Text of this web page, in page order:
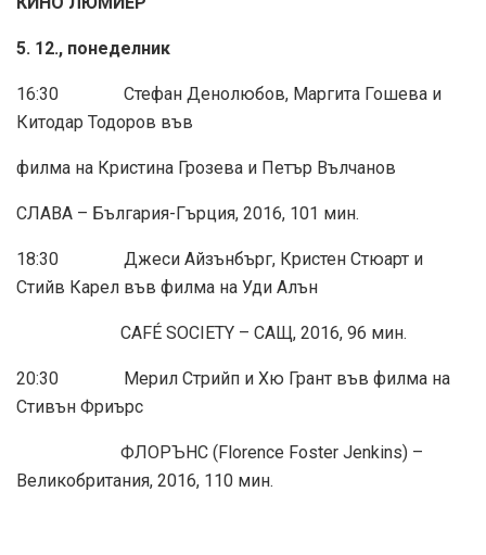
5. 12., понеделник
16:30 Стефан Денолюбов, Маргита Гошева и
Китодар Тодоров във
филма на Кристина Грозева и Петър Вълчанов
СЛАВА – България-Гърция, 2016, 101 мин.
18:30 Джеси Айзънбърг, Кристен Стюарт и
Стийв Карел във филма на Уди Алън
CAFÉ SOCIETY – САЩ, 2016, 96 мин.
20:30 Мерил Стрийп и Хю Грант във филма на
Стивън Фриърс
ФЛОРЪНС (Florence Foster Jenkins) –
Великобритания, 2016, 110 мин.